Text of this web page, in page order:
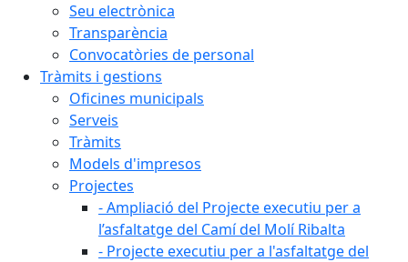
Seu electrònica
Transparència
Convocatòries de personal
Tràmits i gestions
Oficines municipals
Serveis
Tràmits
Models d'impresos
Projectes
- Ampliació del Projecte executiu per a
l’asfaltatge del Camí del Molí Ribalta
- Projecte executiu per a l'asfaltatge del